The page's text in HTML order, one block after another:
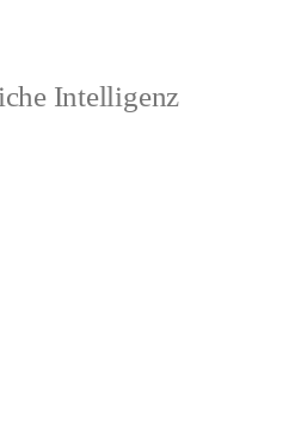
Intelligenz